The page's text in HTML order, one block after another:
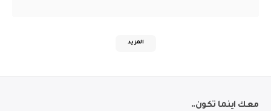
المزيد
معك اينما تكون..